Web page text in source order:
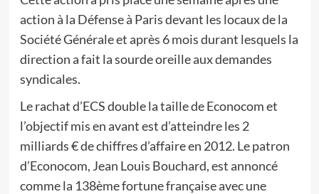
action à la Défense à Paris devant les locaux de la
Société Générale et après 6 mois durant lesquels la
direction a fait la sourde oreille aux demandes
syndicales.
Le rachat d’ECS double la taille de Econocom et
l’objectif mis en avant est d’atteindre les 2
milliards € de chiffres d’affaire en 2012. Le patron
d’Econocom, Jean Louis Bouchard, est annoncé
comme la 138ème fortune française avec une